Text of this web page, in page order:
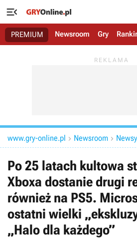

PREMIUM Newsroom Gry
www.gry-online.pl  Newsroom 
Po 25 latach kultowa
Xboxa dostanie drugi
również na PS5.
ostatni wielki
„Halo dla każdego”